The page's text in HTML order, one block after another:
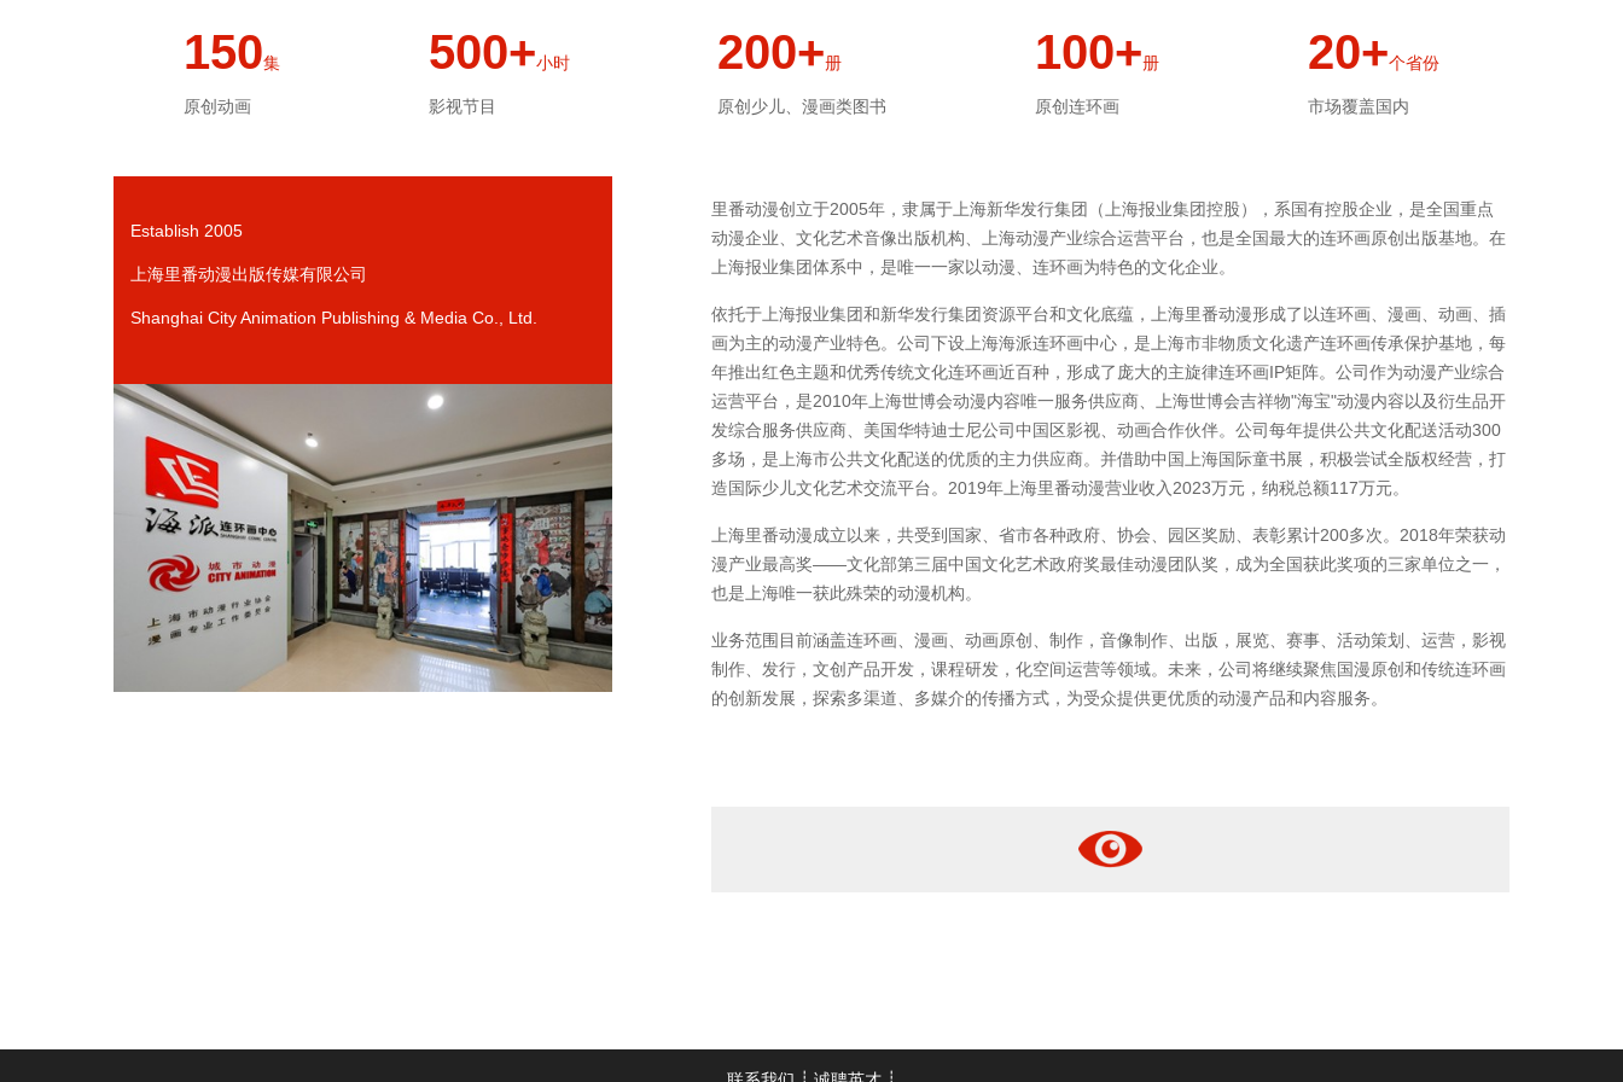
150集
原创动画
500+小时
影视节目
200+册
原创少儿、漫画类图书
100+册
原创连环画
20+个省份
市场覆盖国内
Establish 2005
上海里番动漫出版传媒有限公司
Shanghai City Animation Publishing & Media Co., Ltd.
里番动漫创立于2005年，隶属于上海新华发行集团（上海报业集团控股），系国有控股企业，是全国重点
动漫企业、文化艺术音像出版机构、上海动漫产业综合运营平台，也是全国最大的连环画原创出版基地。在
上海报业集团体系中，是唯一一家以动漫、连环画为特色的文化企业。
依托于上海报业集团和新华发行集团资源平台和文化底蕴，上海里番动漫形成了以连环画、漫画、动画、插
画为主的动漫产业特色。公司下设上海海派连环画中心，是上海市非物质文化遗产连环画传承保护基地，每
年推出红色主题和优秀传统文化连环画近百种，形成了庞大的主旋律连环画IP矩阵。公司作为动漫产业综合
运营平台，是2010年上海世博会动漫内容唯一服务供应商、上海世博会吉祥物"海宝"动漫内容以及衍生品开
发综合服务供应商、美国华特迪士尼公司中国区影视、动画合作伙伴。公司每年提供公共文化配送活动300
多场，是上海市公共文化配送的优质的主力供应商。并借助中国上海国际童书展，积极尝试全版权经营，打
造国际少儿文化艺术交流平台。2019年上海里番动漫营业收入2023万元，纳税总额117万元。
上海里番动漫成立以来，共受到国家、省市各种政府、协会、园区奖励、表彰累计200多次。2018年荣获动
漫产业最高奖——文化部第三届中国文化艺术政府奖最佳动漫团队奖，成为全国获此奖项的三家单位之一，
也是上海唯一获此殊荣的动漫机构。
业务范围目前涵盖连环画、漫画、动画原创、制作，音像制作、出版，展览、赛事、活动策划、运营，影视
制作、发行，文创产品开发，课程研发，化空间运营等领域。未来，公司将继续聚焦国漫原创和传统连环画
的创新发展，探索多渠道、多媒介的传播方式，为受众提供更优质的动漫产品和内容服务。